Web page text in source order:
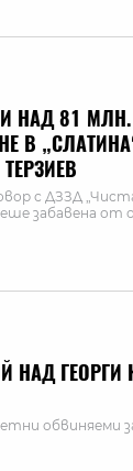
НАД 81
В
с ДЗЗД „Чиста
забавена от
НАД
обвиняеми